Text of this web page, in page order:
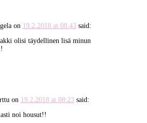
on 19.2.2018 at 08:43 said:
olisi täydellinen lisä minun
on 19.2.2018 at 08:23 said:
noi housut!!